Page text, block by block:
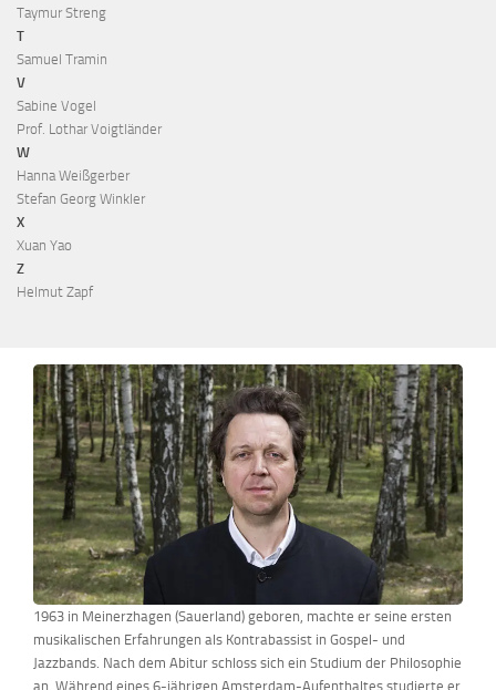
1963 in Meinerzhagen (Sauerland) geboren, machte er seine ersten
musikalischen Erfahrungen als Kontrabassist in Gospel- und
Jazzbands. Nach dem Abitur schloss sich ein Studium der Philosophie
an. Während eines 6-jährigen Amsterdam-Aufenthaltes studierte er
Taymur Streng
T
Samuel Tramin
V
Sabine Vogel
Prof. Lothar Voigtländer
W
Hanna Weißgerber
Stefan Georg Winkler
X
Xuan Yao
Z
Helmut Zapf